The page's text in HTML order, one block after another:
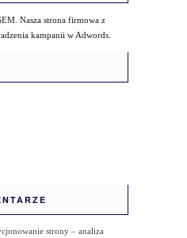
Nasza strona firmowa z
kampanii w Adwords.
strony – analiza